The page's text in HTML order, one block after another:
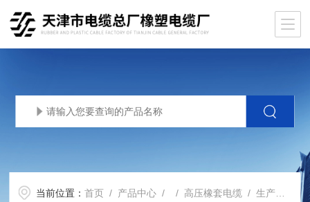
当前位置：首页 / 产品中心 / / 高压橡套电缆 / 生产基地供应UGF-6000V矿用橡套软电缆UGF高压电缆